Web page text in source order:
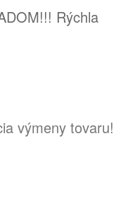
Rýchla
výmeny tovaru!